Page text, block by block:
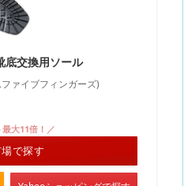
交換用ソール
ァイブフィンガーズ)
大11倍！／
で探す